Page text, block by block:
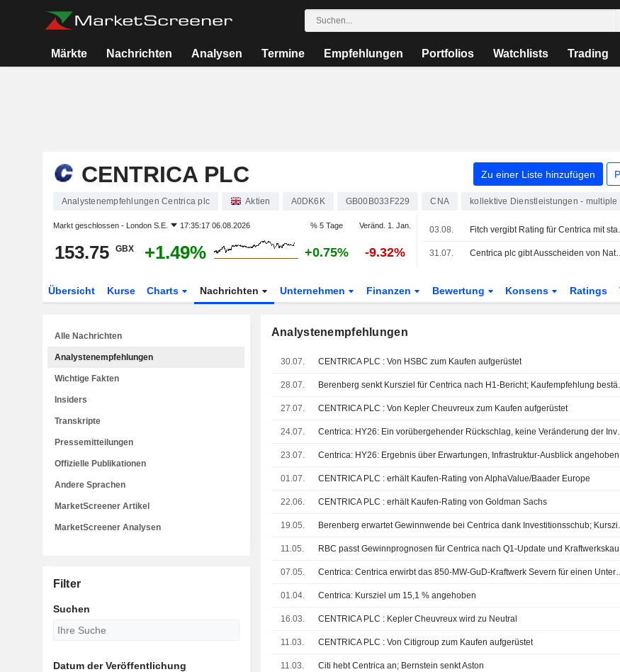
Märkte Nachrichten Analysen Termine Empfehlungen Portfolios Watchlists Trading
CENTRICA PLC Zu einer Liste hinzufügen
Analystenempfehlungen Centrica plc Aktien A0DK6K GB00B033F229 CNA kollektive Dienstleistungen - multiple
Markt geschlossen - London S.E. 17:35:17 06.08.2026 % 5 Tage Veränd. 1. Jan.
153.75 GBX +1.49% +0.75% -9.32%
03.08. Fitch
31.07. Centrica plc gibt Ausscheiden von
Übersicht Kurse Charts Nachrichten Unternehmen Finanzen Bewertung Konsens Ratings
Analystenempfehlungen
30.07. CENTRICA PLC : Von HSBC zum Kaufen aufgerüstet
28.07. Berenberg
27.07. CENTRICA PLC : Von Kepler Cheuvreux zum Kaufen aufgerüstet
24.07. Centrica: HY26:
23.07.
01.07. CENTRICA PLC : erhält Kaufen-Rating von AlphaValue/Baader Europe
22.06. CENTRICA PLC : erhält Kaufen-Rating von Goldman Sachs
19.05. Berenberg
11.05.
07.05. Centrica: Centrica erwirbt das 850-
01.04. Centrica: Kursziel um 15,1 % angehoben
16.03. CENTRICA PLC : Kepler Cheuvreux wird zu Neutral
11.03. CENTRICA PLC : Von Citigroup zum Kaufen aufgerüstet
11.03. Citi hebt Centrica an; Bernstein senkt Aston
Alle Nachrichten
Analystenempfehlungen
Wichtige Fakten
Insiders
Transkripte
Pressemitteilungen
Offizielle Publikationen
Andere Sprachen
MarketScreener Artikel
MarketScreener Analysen
Filter
Suchen
Datum der Veröffentlichung